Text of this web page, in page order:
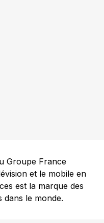
Groupe France
et le mobile en
est la marque des
le monde.